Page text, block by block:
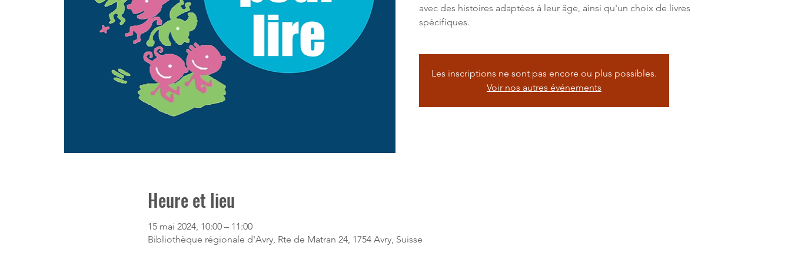
avec des histoires adaptées à leur âge, ainsi qu'un choix de livres
spécifiques.
Les inscriptions ne sont pas encore ou plus possibles.
Voir nos autres événements
Heure et lieu
15 mai 2024, 10:00 – 11:00
Bibliothèque régionale d'Avry, Rte de Matran 24, 1754 Avry, Suisse